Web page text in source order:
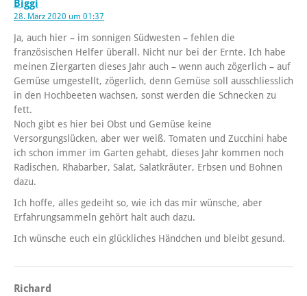
Biggi
28. März 2020 um 01:37
Ja, auch hier – im sonnigen Südwesten – fehlen die
französischen Helfer überall. Nicht nur bei der Ernte. Ich habe
meinen Ziergarten dieses Jahr auch – wenn auch zögerlich – auf
Gemüse umgestellt, zögerlich, denn Gemüse soll ausschliesslich
in den Hochbeeten wachsen, sonst werden die Schnecken zu
fett.
Noch gibt es hier bei Obst und Gemüse keine
Versorgungslücken, aber wer weiß. Tomaten und Zucchini habe
ich schon immer im Garten gehabt, dieses Jahr kommen noch
Radischen, Rhabarber, Salat, Salatkräuter, Erbsen und Bohnen
dazu.
Ich hoffe, alles gedeiht so, wie ich das mir wünsche, aber
Erfahrungsammeln gehört halt auch dazu.
Ich wünsche euch ein glückliches Händchen und bleibt gesund.
Richard